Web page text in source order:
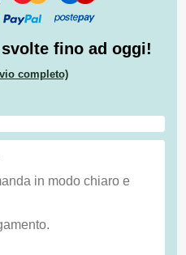
fino ad oggi!
completo)